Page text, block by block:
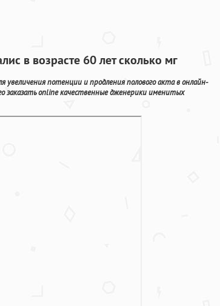
в возрасте 60 лет сколько мг
увеличения потенции и продления полового акта в онлайн-
заказать online качественные дженерики именитых